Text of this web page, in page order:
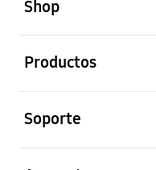
Shop
Productos
Soporte